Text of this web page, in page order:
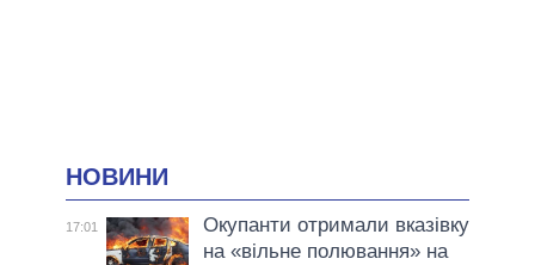
НОВИНИ
17:01
Окупанти отримали вказівку
на «вільне полювання» на